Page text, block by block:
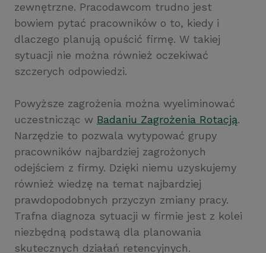
zewnętrzne. Pracodawcom trudno jest
bowiem pytać pracowników o to, kiedy i
dlaczego planują opuścić firmę. W takiej
sytuacji nie można również oczekiwać
szczerych odpowiedzi.
Powyższe zagrożenia można wyeliminować
uczestnicząc w Badaniu Zagrożenia Rotacją.
Narzędzie to pozwala wytypować grupy
pracowników najbardziej zagrożonych
odejściem z firmy. Dzięki niemu uzyskujemy
również wiedzę na temat najbardziej
prawdopodobnych przyczyn zmiany pracy.
Trafna diagnoza sytuacji w firmie jest z kolei
niezbędną podstawą dla planowania
skutecznych działań retencyjnych.